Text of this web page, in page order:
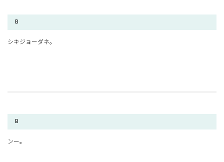
B
シキジョーダネ。
B
ンー。